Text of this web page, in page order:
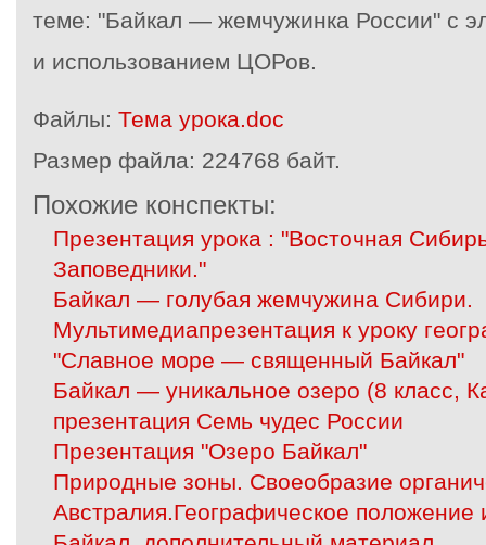
теме: "Байкал — жемчужинка России" с
и использованием ЦОРов.
Файлы: Тема урока.doc
Размер файла: 224768 байт.
Похожие конспекты:
Презентация урока : "Восточная
Заповедники."
Байкал — голубая жемчужина Сибири.
Мультимедиапрезентация к уроку
"Славное море — священный Байкал"
Байкал — уникальное озеро (8 класс,
презентация Семь чудес России
Презентация "Озеро Байкал"
Природные зоны. Своеобразие
Австралия.Географическое положение